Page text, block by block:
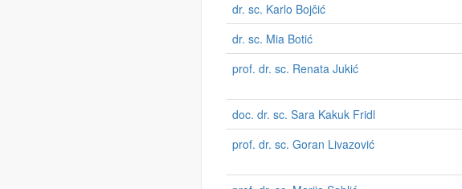
dr. sc. Karlo Bojčić
dr. sc. Mia Botić
prof. dr. sc. Renata Jukić
doc. dr. sc. Sara Kakuk Fridl
prof. dr. sc. Goran Livazović